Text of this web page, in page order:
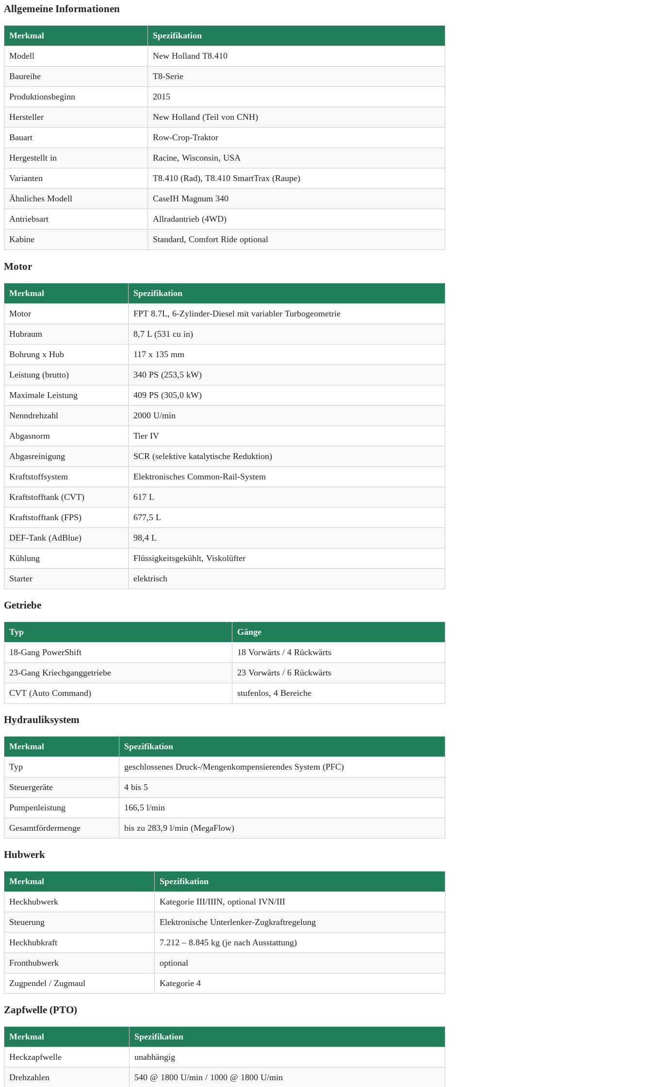
Allgemeine Informationen
Merkmal Spezifikation
Modell New Holland T8.410
Baureihe T8-Serie
Produktionsbeginn 2015
Hersteller New Holland (Teil von CNH)
Bauart Row-Crop-Traktor
Hergestellt in Racine, Wisconsin, USA
Varianten T8.410 (Rad), T8.410 SmartTrax (Raupe)
Ähnliches Modell CaseIH Magnum 340
Antriebsart Allradantrieb (4WD)
Kabine Standard, Comfort Ride optional
Motor
Merkmal Spezifikation
Motor FPT 8.7L, 6-Zylinder-Diesel mit variabler Turbogeometrie
Hubraum 8,7 L (531 cu in)
Bohrung x Hub 117 x 135 mm
Leistung (brutto) 340 PS (253,5 kW)
Maximale Leistung 409 PS (305,0 kW)
Nenndrehzahl 2000 U/min
Abgasnorm Tier IV
Abgasreinigung SCR (selektive katalytische Reduktion)
Kraftstoffsystem Elektronisches Common-Rail-System
Kraftstofftank (CVT) 617 L
Kraftstofftank (FPS) 677,5 L
DEF-Tank (AdBlue) 98,4 L
Kühlung Flüssigkeitsgekühlt, Viskolüfter
Starter elektrisch
Getriebe
Typ Gänge
18-Gang PowerShift 18 Vorwärts / 4 Rückwärts
23-Gang Kriechganggetriebe 23 Vorwärts / 6 Rückwärts
CVT (Auto Command) stufenlos, 4 Bereiche
Hydrauliksystem
Merkmal Spezifikation
Typ geschlossenes Druck-/Mengenkompensierendes System (PFC)
Steuergeräte 4 bis 5
Pumpenleistung 166,5 l/min
Gesamtfördermenge bis zu 283,9 l/min (MegaFlow)
Hubwerk
Merkmal Spezifikation
Heckhubwerk Kategorie III/IIIN, optional IVN/III
Steuerung Elektronische Unterlenker-Zugkraftregelung
Heckhubkraft 7.212 – 8.845 kg (je nach Ausstattung)
Fronthubwerk optional
Zugpendel / Zugmaul Kategorie 4
Zapfwelle (PTO)
Merkmal Spezifikation
Heckzapfwelle unabhängig
Drehzahlen 540 @ 1800 U/min / 1000 @ 1800 U/min